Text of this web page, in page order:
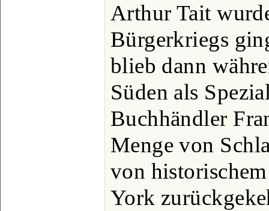
Arthur Tait
Bürgerkriegs
blieb dann
Süden als
Buchhändler
Menge von
von
York